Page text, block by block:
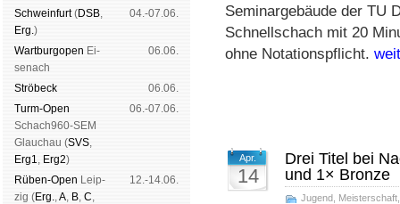
Schwein­furt(DSB,
Erg.)
04.-07.06.
Wart­burg­open Ei­
se­nach
06.06.
Strö­beck
06.06.
Turm-Open
Schach960-SEM
Glau­chau (SVS,
Erg1, Erg2)
06.-07.06.
Rüben-Open Leip­
zig (Erg.,A, B, C,
12.-14.06.
Seminargebäude der TU
Schnellschach mit 20
ohne Notationspflicht.
Apr.
14
Drei Titel bei
und 1× Bronze
Jugend Meisterschaft